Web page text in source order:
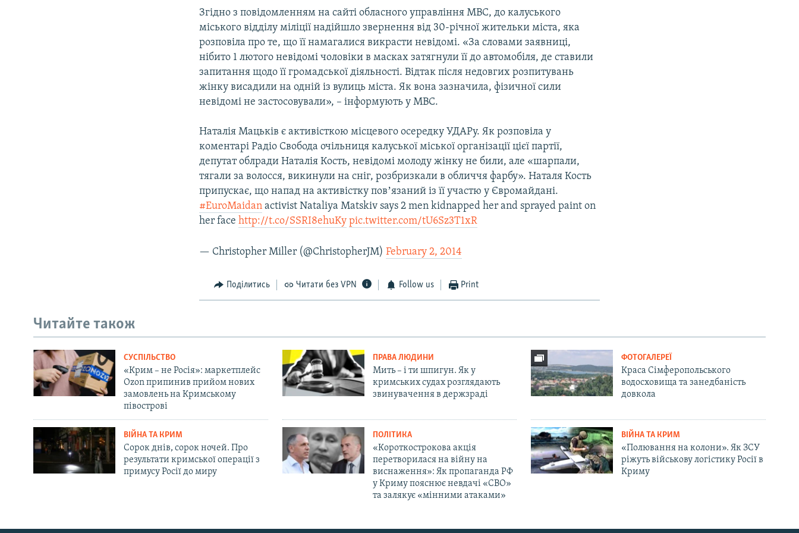
Русский
Згідно з повідомленням на сайті обласного управління МВС, до калуського
міського відділу міліції надійшло звернення від 30-річної жительки міста, яка
розповіла про те, що її намагалися викрасти невідомі. «За словами заявниці,
нібито 1 лютого невідомі чоловіки в масках затягнули її до автомобіля, де ставили
запитання щодо її громадської діяльності. Відтак після недовгих розпитувань
жінку висадили на одній із вулиць міста. Як вона зазначила, фізичної сили
невідомі не застосовували», – інформують у МВС.
Наталія Мацьків є активісткою місцевого осередку УДАРу. Як розповіла у
коментарі Радіо Свобода очільниця калуської міської організації цієї партії,
депутат облради Наталія Кость, невідомі молоду жінку не били, але «шарпали,
тягали за волосся, викинули на сніг, розбризкали в обличчя фарбу». Наталя Кость
припускає, що напад на активістку повʼязаний із її участю у Євромайдані.
#EuroMaidan activist Nataliya Matskiv says 2 men kidnapped her and sprayed paint on
her facehttp://t.co/SSRI8ehuKy pic.twitter.com/tU6Sz3T1xR
— Christopher Miller (@ChristopherJM)February 2, 2014
Поділитись Читати без VPN Follow us Print
Читайте також
СУСПІЛЬСТВО
«Крим – не Росія»: маркетплейс
Ozon припинив прийом нових
замовлень на Кримському
півострові
ПРАВА ЛЮДИНИ
Мить – і ти шпигун. Як у
кримських судах розглядають
звинувачення в держзраді
ФОТОГАЛЕРЕЇ
Краса Сімферопольського
водосховища та занедбаність
довкола
ВІЙНА ТА КРИМ
Сорок днів, сорок ночей. Про
результати кримської операції з
примусу Росії до миру
ПОЛІТИКА
«Короткострокова акція
перетворилася на війну на
виснаження»: Як пропаганда РФ
у Криму пояснює невдачі «СВО»
та залякує «мінними атаками»
ВІЙНА ТА КРИМ
«Полювання на колони». Як ЗСУ
ріжуть військову логістику Росії в
Криму